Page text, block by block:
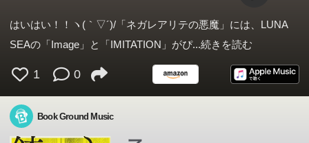
はいはい！！ヽ(｀▽´)/「ネガレアリテの悪魔」には、LUNA
SEAの「Image」と「IMITATION」がぴ...続きを読む
1 0
Book Ground Music